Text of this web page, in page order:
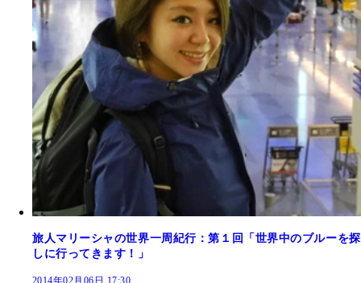
旅人マリーシャの世界一周紀行：第１回「世界中のブルーを探
しに行ってきます！」
2014年02月06日 17:30